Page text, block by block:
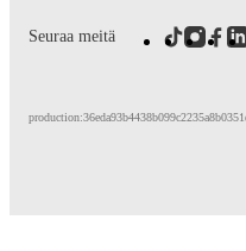
Seuraa meitä